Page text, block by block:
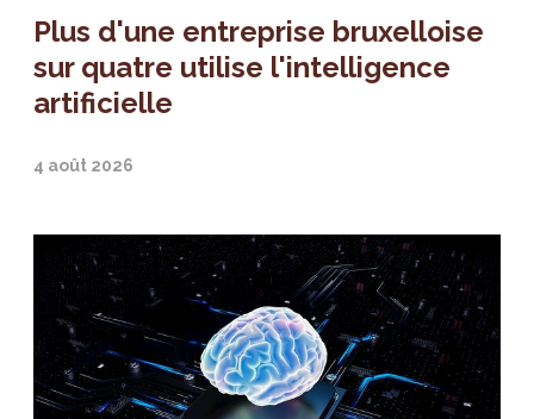
Plus d'une entreprise bruxelloise
sur quatre utilise l'intelligence
artificielle
4 août 2026